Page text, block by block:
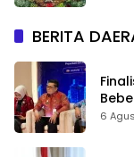
BERITA
6